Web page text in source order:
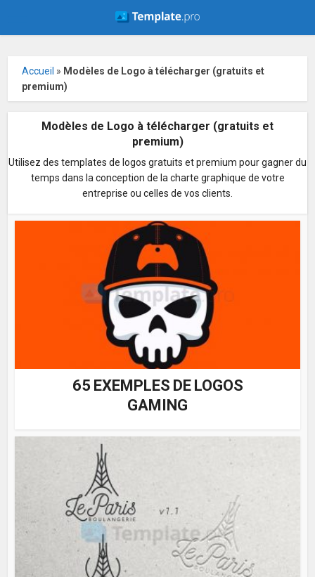
Accueil » Modèles de Logo à télécharger (gratuits et
premium)
Modèles de Logo à télécharger (gratuits et
premium)
Utilisez des templates de logos gratuits et premium pour gagner du
temps dans la conception de la charte graphique de votre
entreprise ou celles de vos clients.
65 EXEMPLES DE LOGOS
GAMING